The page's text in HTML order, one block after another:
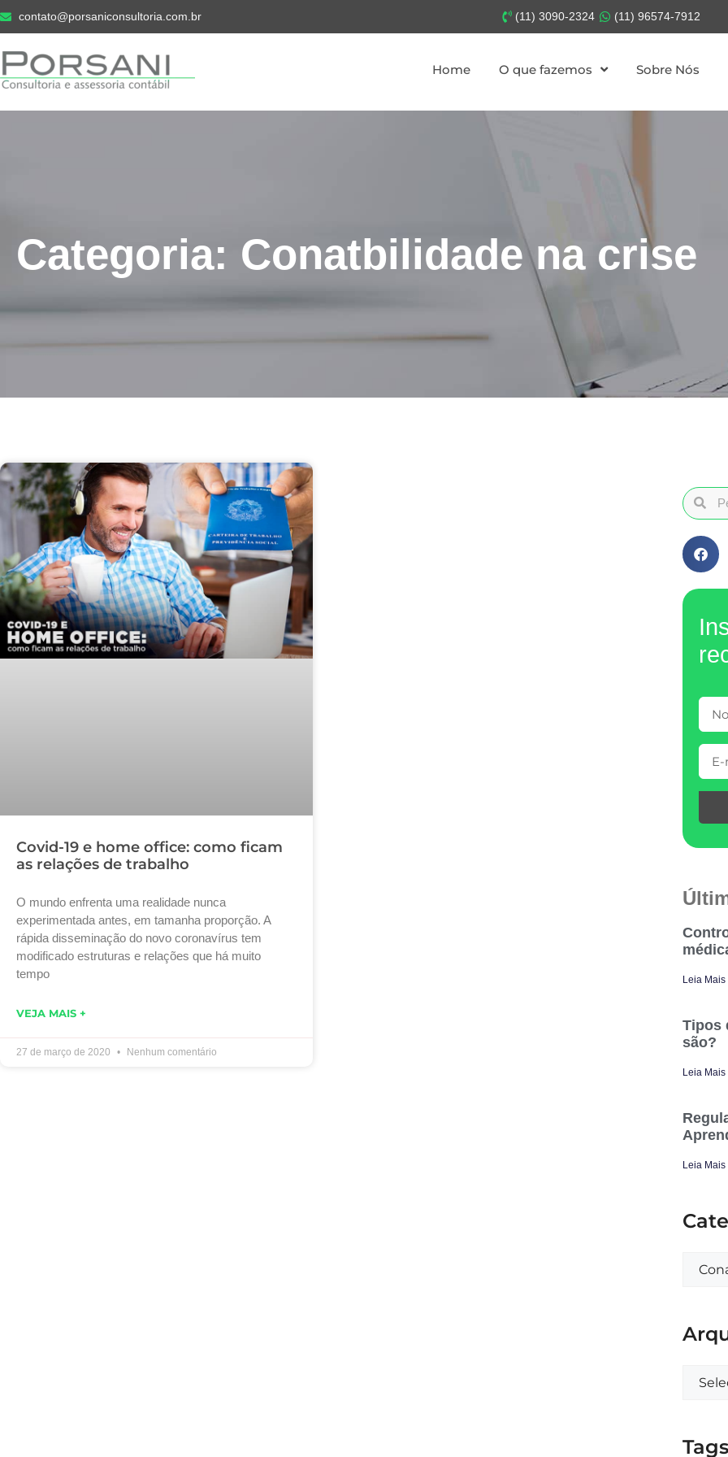
contato@porsaniconsultoria.com.br (11) 3090-2324 (11) 96574-7912
Home O que fazemos Sobre Nós
Categoria: Conatbilidade na crise
Covid-19 e home office: como ficam
as relações de trabalho
O mundo enfrenta uma realidade nunca
experimentada antes, em tamanha proporção. A
rápida disseminação do novo coronavírus tem
modificado estruturas e relações que há muito
tempo
VEJA MAIS +
27 de março de 2020 Nenhum comentário
Leia Mais
Tipos
são?
Leia Mais
Leia Mais
Tags